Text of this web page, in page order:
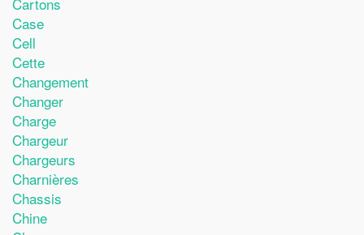
Case
Cell
Cette
Changement
Changer
Charge
Chargeur
Chargeurs
Charnières
Chassis
Chine